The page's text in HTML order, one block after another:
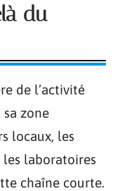
du
de l’activité
zone
locaux, les
laboratoires
chaîne courte.